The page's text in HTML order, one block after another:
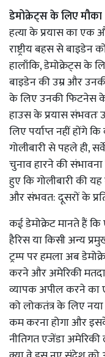
डेमोक्रेट्स के लिए मौका
हत्या के प्रयास का एक
राष्ट्रीय बहस से बाइडेन
हालाँकि, डेमोक्रेट्स के
बाइडेन की उम्र और
के लिए उनकी फिटनेस के
हाउस के प्रयास
लिए पर्याप्त नहीं होंगे
गोलीबारी से पहले ही,
चुनाव हारने की
हुए कि गोलीबारी की
और संभवत: दूसरों के
कई डेमोक्रेट मानते हैं कि
हैरिस या किसी अन्य
ट्रम्प पर हमला अब
करने और अमेरिकी
व्यापक अपील करने का
को लोकतंत्र के लिए
कम करना होगा और
नीतिगत एजेंडा